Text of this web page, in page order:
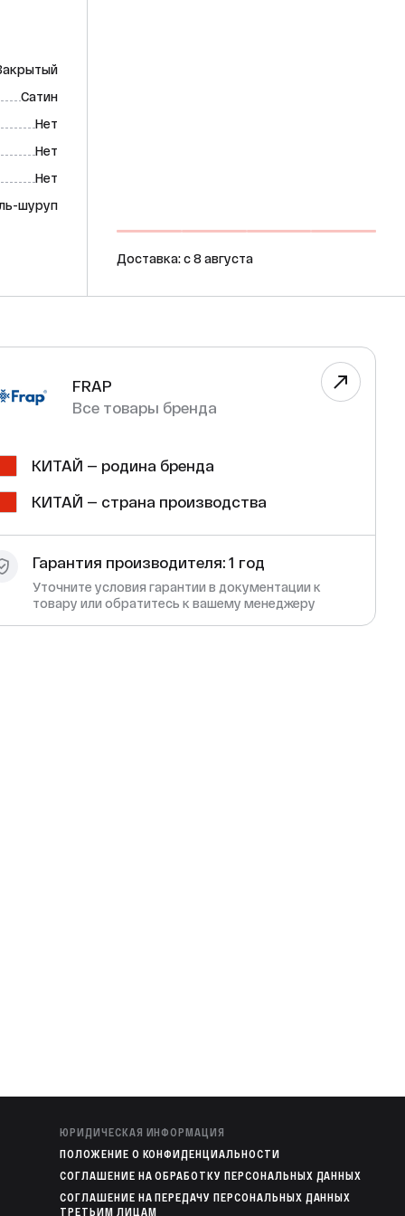
Сатин
Нет
Нет
Нет
шуруп
Доставка: c 8 августа
FRAP
Все товары бренда
КИТАЙ — родина бренда
КИТАЙ — страна производства
Гарантия производителя: 1 год
Уточните условия гарантии в документации к
товару или обратитесь к вашему менеджеру
ЮРИДИЧЕСКАЯ ИНФОРМАЦИЯ
ПОЛОЖЕНИЕ О КОНФИДЕНЦИАЛЬНОСТИ
СОГЛАШЕНИЕ НА ОБРАБОТКУ ПЕРСОНАЛЬНЫХ ДАННЫХ
СОГЛАШЕНИЕ НА ПЕРЕДАЧУ ПЕРСОНАЛЬНЫХ ДАННЫХ
ТРЕТЬИМ ЛИЦАМ